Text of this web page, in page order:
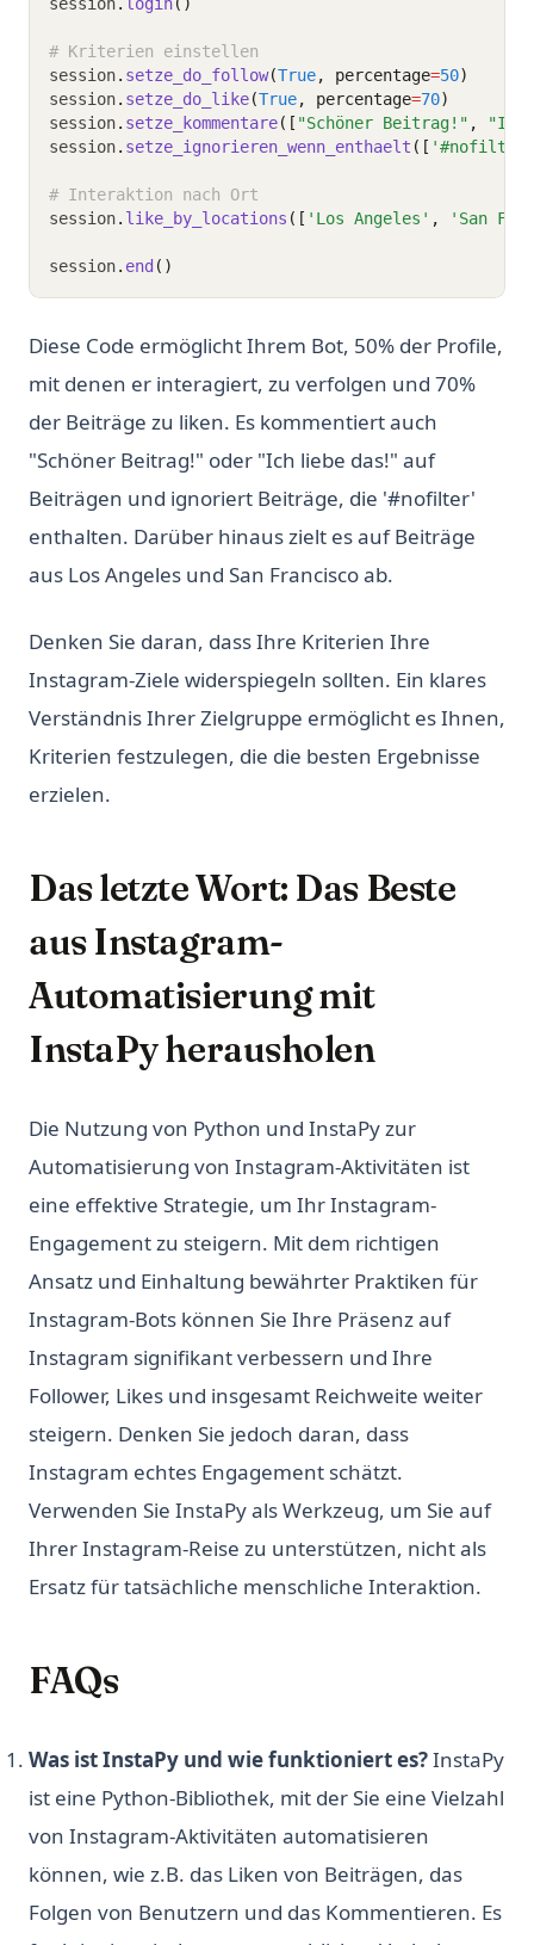
# Kriterien einstellen
session. setze_do_follow(True, percentage=50)
session. setze_do_like(True, percentage=70)
session. setze_kommentare([ "Schöner Beitrag!" ,
"Ich
session. setze_ignorieren_wenn_enthaelt ([ '#nofilter'
# Interaktion nach Ort
session. like_by_locations ([ 'Los Angeles' , 'San
session. end ()
Diese Code ermöglicht Ihrem Bot, 50% der Profile,
mit denen er interagiert, zu verfolgen und 70%
der Beiträge zu liken. Es kommentiert auch
"Schöner Beitrag!" oder "Ich liebe das!" auf
Beiträgen und ignoriert Beiträge, die '#nofilter'
enthalten. Darüber hinaus zielt es auf Beiträge
aus Los Angeles und San Francisco ab.
Denken Sie daran, dass Ihre Kriterien Ihre
Instagram-Ziele widerspiegeln sollten. Ein klares
Verständnis Ihrer Zielgruppe ermöglicht es Ihnen,
Kriterien festzulegen, die die besten Ergebnisse
erzielen.
Das letzte Wort: Das Beste
aus Instagram-
Automatisierung mit
InstaPy herausholen
Die Nutzung von Python und InstaPy zur
Automatisierung von Instagram-Aktivitäten ist
eine effektive Strategie, um Ihr Instagram-
Engagement zu steigern. Mit dem richtigen
Ansatz und Einhaltung bewährter Praktiken für
Instagram-Bots können Sie Ihre Präsenz auf
Instagram signifikant verbessern und Ihre
Follower, Likes und insgesamt Reichweite weiter
steigern. Denken Sie jedoch daran, dass
Instagram echtes Engagement schätzt.
Verwenden Sie InstaPy als Werkzeug, um Sie auf
Ihrer Instagram-Reise zu unterstützen, nicht als
Ersatz für tatsächliche menschliche Interaktion.
FAQs
Was ist InstaPy und wie funktioniert es?InstaPy
ist eine Python-Bibliothek, mit der Sie eine Vielzahl
von Instagram-Aktivitäten automatisieren
können, wie z.B. das Liken von Beiträgen, das
Folgen von Benutzern und das Kommentieren. Es